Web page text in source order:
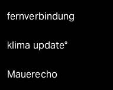
fernverbindung
klima update°
Mauerecho